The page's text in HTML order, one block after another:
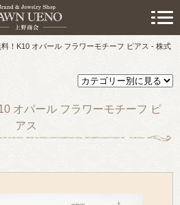
料！K10 オパール フラワーモチーフ ピアス - 株式
オパール フラワーモチーフ ピ
アス
> 初めての方へ
> 預けたい方
> 売りたい方
> 買いたい方
> 取り扱い品目